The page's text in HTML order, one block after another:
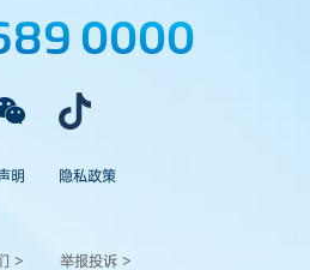
0000
明 隐私政策
> 举报投诉 >